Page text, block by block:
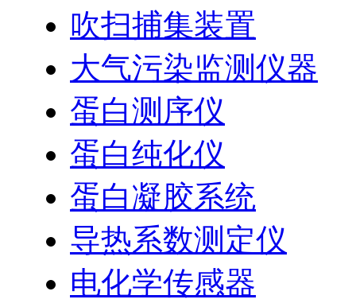
吹扫捕集装置
大气污染监测仪器
蛋白测序仪
蛋白纯化仪
蛋白凝胶系统
导热系数测定仪
电化学传感器